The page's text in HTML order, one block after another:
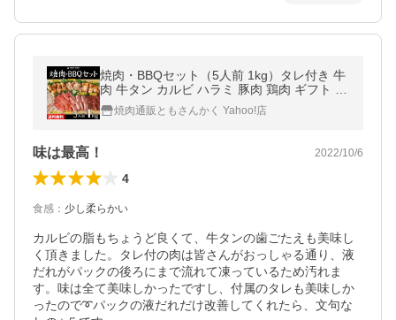
焼肉・BBQセット（5人前 1kg）タレ付き 牛
肉 牛タン カルビ ハラミ 豚肉 鶏肉 ギフト T
Vで紹介 送料無料
焼肉通販ともさんかく Yahoo!店
味は最高！ 2022/10/6
4
食感 ： 少し柔らかい
カルビの脂もちょうど良くて、牛タンの歯ごたえも美味し
く頂きました。タレ付の肉は皆さんがおっしゃる通り、液
だれがパックの後ろにまで流れて凍っているため汚れま
す。味は全て美味しかったですし、付属のタレも美味しか
ったので➰パックの液だれだけ改善してくれたら、文句な